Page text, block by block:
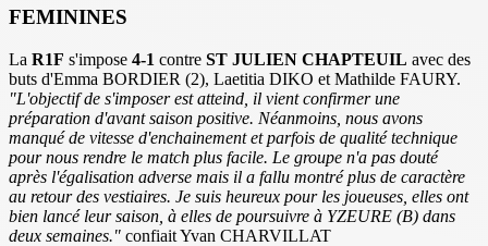
FEMININES
La R1F s'impose 4-1 contre ST JULIEN CHAPTEUIL avec des
buts d'Emma BORDIER (2), Laetitia DIKO et Mathilde FAURY.
"L'objectif de s'imposer est atteind, il vient confirmer une
préparation d'avant saison positive. Néanmoins, nous avons
manqué de vitesse d'enchainement et parfois de qualité technique
pour nous rendre le match plus facile. Le groupe n'a pas douté
après l'égalisation adverse mais il a fallu montré plus de caractère
au retour des vestiaires. Je suis heureux pour les joueuses, elles ont
bien lancé leur saison, à elles de poursuivre à YZEURE (B) dans
deux semaines." confiait Yvan CHARVILLAT